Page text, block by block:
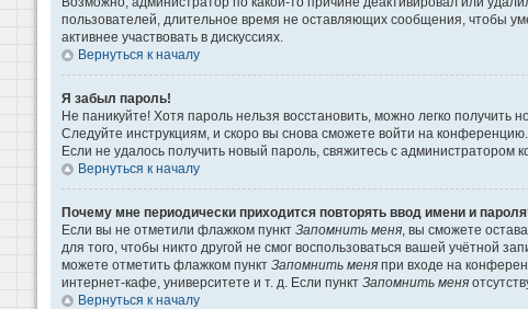
пользователей, длительное время не оставляющих сообщения, чтобы
активнее участвовать в дискуссиях.
Вернуться к началу
Я забыл пароль!
Не паникуйте! Хотя пароль нельзя восстановить, можно легко
Следуйте инструкциям, и скоро вы снова сможете войти на конференцию.
Если не удалось получить новый пароль, свяжитесь с администратором
Вернуться к началу
Почему мне периодически приходится повторять ввод имени и
Если вы не отметили флажком пункт Запомнить меня , вы сможете
для того, чтобы никто другой не смог воспользоваться вашей учётной
можете отметить флажком пункт Запомнить меня при входе на
интернет-кафе, университете и т. д. Если пункт Запомнить меня
Вернуться к началу